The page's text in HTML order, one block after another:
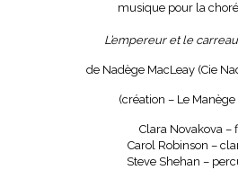
musique pour la
L’empereur et le
de Nadège MacLeay (Cie
(création – Le Manège
Clara Novakova –
Carol Robinson –
Steve Shehan –